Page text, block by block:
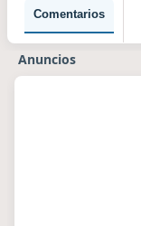
Comentarios
Anuncios